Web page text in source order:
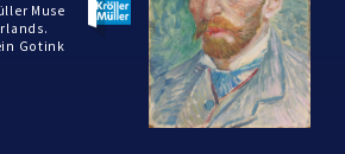
Muse
Gotink